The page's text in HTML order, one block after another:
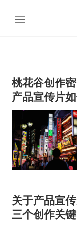
桃花谷创作
产品宣传片
关于产品宣
三个创作关键